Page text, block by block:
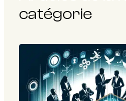
catégorie